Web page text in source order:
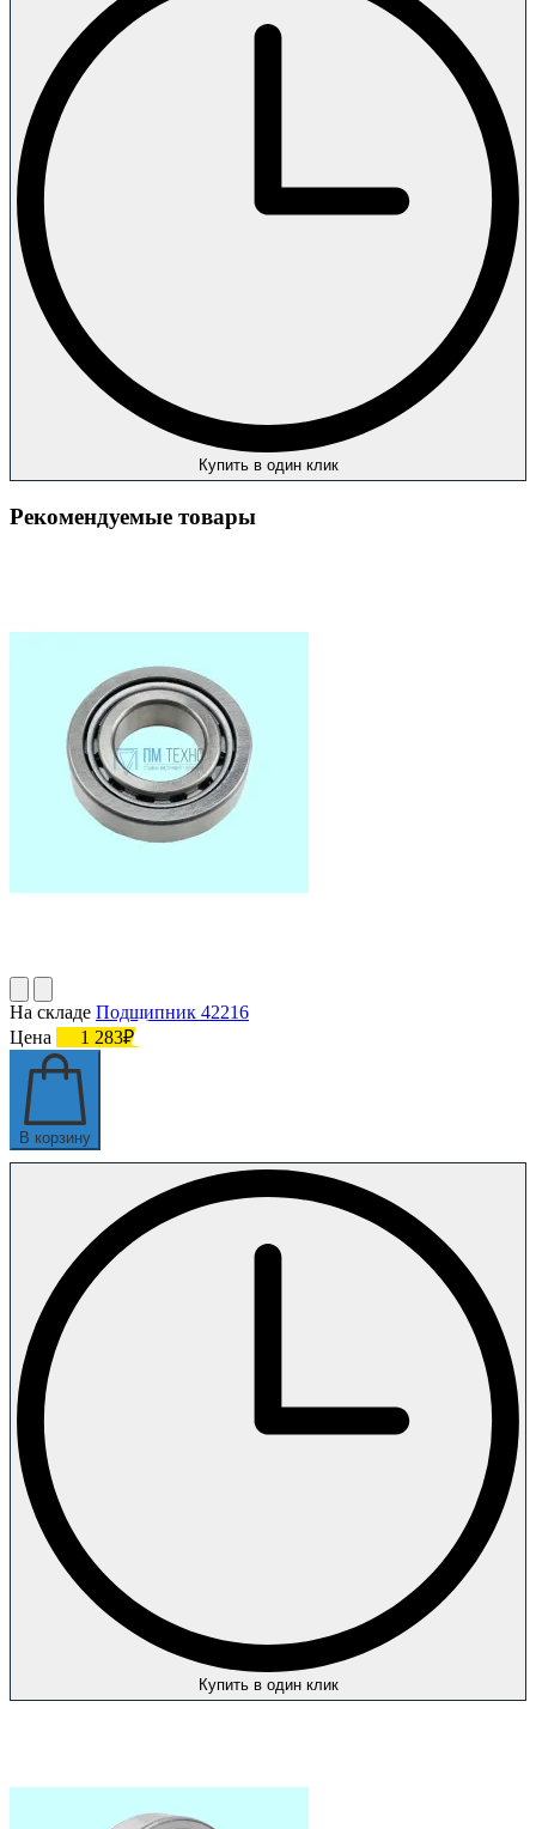
Купить в один клик
Рекомендуемые товары
На складе Подшипник 42216
Цена
1 283₽
В корзину
Купить в один клик